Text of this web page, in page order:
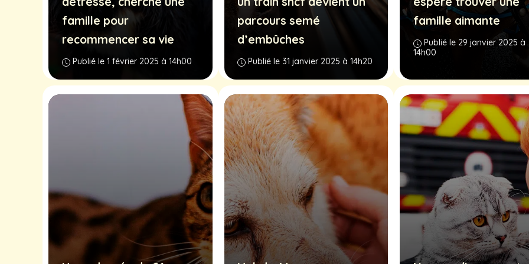
famille pour
recommencer sa vie
Publié le 1 février 2025 à 14h00
parcours semé
d’embûches
Publié le 31 janvier 2025 à 14h20
famille aimante
Publié le 29 janvier 2025 à
14h00